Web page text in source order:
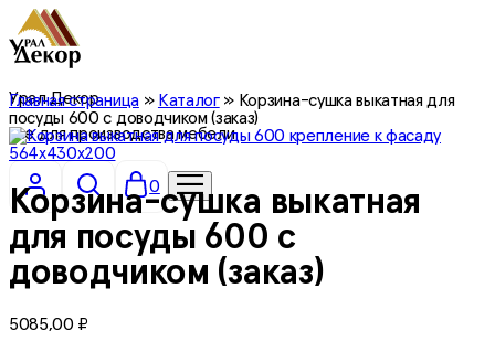
Урал Декор
все для производства мебели
0
Главная страница» Каталог» Корзина-сушка выкатная для
посуды 600 с доводчиком (заказ)
Корзина-сушка выкатная
для посуды 600 с
доводчиком (заказ)
5085,00 ₽